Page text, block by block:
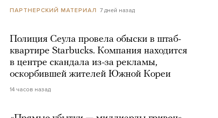
ПАРТНЕРСКИЙ МАТЕРИАЛ 7 дней назад
Полиция Сеула провела обыски в штаб-
квартире Starbucks. Компания находится
в центре скандала из-за рекламы,
оскорбившей жителей Южной Кореи
14 часов назад